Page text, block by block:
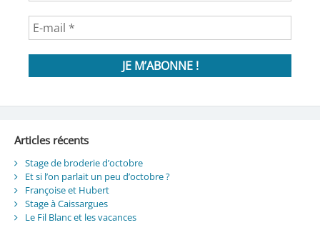
Articles récents
Stage de broderie d’octobre
Et si l’on parlait un peu d’octobre ?
Françoise et Hubert
Stage à Caissargues
Le Fil Blanc et les vacances